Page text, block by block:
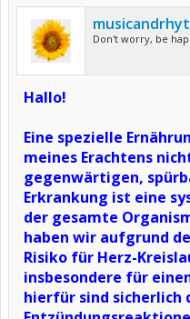
Don't worry, be
Hallo!
Eine spezielle
meines Erachtens
gegenwärtigen,
Erkrankung ist eine
der gesamte
haben wir aufgrund
Risiko für Herz-
insbesondere für
hierfür sind sicherlich